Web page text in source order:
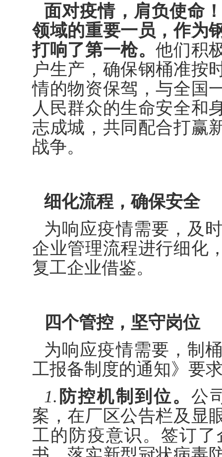
面对疫情，肩负使命
领域的重要一员，作为
打响了第一枪。他们积
户生产，确保钢桶准按
情的物资保驾，与全国
人民群众的生命安全和
志成城，共同配合打赢
战争。
细化流程，确保安全
为响应疫情需要，及
企业管理流程进行细化
复工企业借鉴。
四个管控，坚守岗位
为响应疫情需要，制
工报备制度的通知》要
1. 防控机制到位。公
案，在厂区公告栏及显
工的防疫意识。签订